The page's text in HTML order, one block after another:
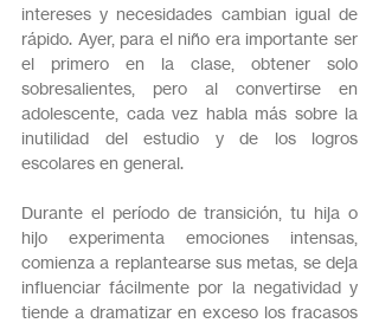
intereses y necesidades cambian igual de
rápido. Ayer, para el niño era importante ser
el primero en la clase, obtener solo
sobresalientes, pero al convertirse en
adolescente, cada vez habla más sobre la
inutilidad del estudio y de los logros
escolares en general.
Durante el período de transición, tu hija o
hijo experimenta emociones intensas,
comienza a replantearse sus metas, se deja
influenciar fácilmente por la negatividad y
tiende a dramatizar en exceso los fracasos